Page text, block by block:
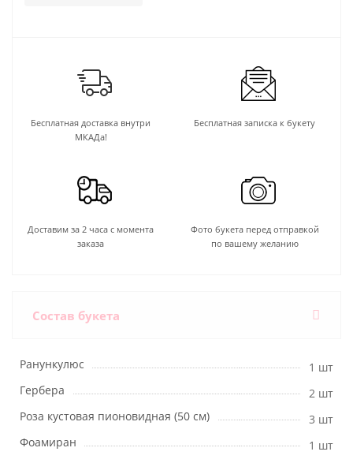
Бесплатная доставка внутри
МКАДа!
Бесплатная записка к букету
Доставим за 2 часа с момента
заказа
Фото букета перед отправкой
по вашему желанию
Состав букета
Ранункулюс
1 шт
Гербера
2 шт
Роза кустовая пионовидная (50 см)
3 шт
Фоамиран
1 шт